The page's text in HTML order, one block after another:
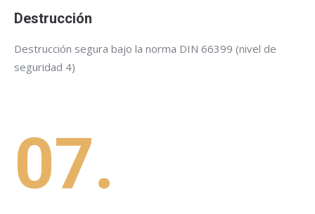
Destrucción
Destrucción segura bajo la norma DIN 66399 (nivel de
seguridad 4)
07.